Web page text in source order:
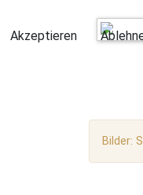
Bilder:
Akzeptieren